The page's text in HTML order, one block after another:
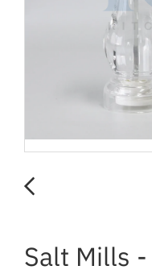
Salt Mills